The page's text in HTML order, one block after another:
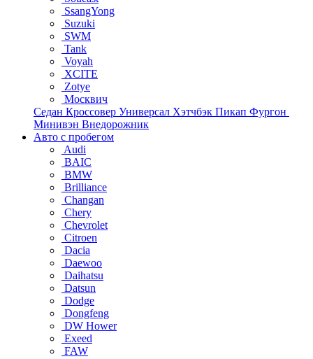
SsangYong
Suzuki
SWM
Tank
Voyah
XCITE
Zotye
Москвич
Седан Кроссовер Универсал Хэтчбэк Пикап Фургон
Минивэн Внедорожник
Авто с пробегом
Audi
BAIC
BMW
Brilliance
Changan
Chery
Chevrolet
Citroen
Dacia
Daewoo
Daihatsu
Datsun
Dodge
Dongfeng
DW Hower
Exeed
FAW